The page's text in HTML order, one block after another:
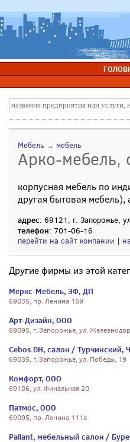
Мебель → мебель
Арко-мебель,
корпусная мебель по
другая бытовая мебель),
адрес: 69121, г. Запорожье,
телефон: 701-06-16
перейти на сайт компании |
Другие фирмы из этой
Меркс-Мебель, ЗФ, ДП
69035, пр. Ленина 159
Арт-Дизайн, ООО
69095, г. Запорожье, ул.
Сebos DH, салон / Турчинский,
69035, г. Запорожье, ул. Победы, 19
Комфорт, ООО
69106, ул. Финальная 20
Патмос, ООО
69095, пр. Ленина 111а
Pallant, мебельный салон /